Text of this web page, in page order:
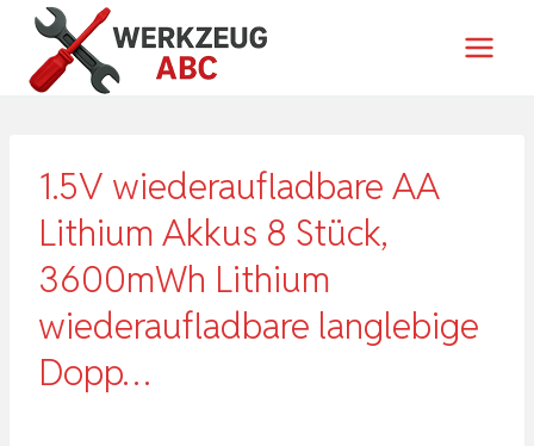
Zum
Inhalt
springen
1.5V wiederaufladbare AA
Lithium Akkus 8 Stück,
3600mWh Lithium
wiederaufladbare langlebige
Dopp…